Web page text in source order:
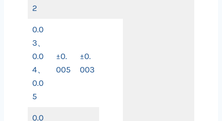
2
0.0
3、
0.0
4、
0.0
5
±0.
005
±0.
003
0.0